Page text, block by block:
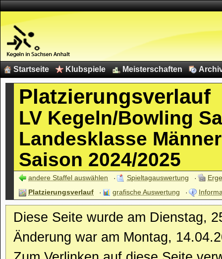
Startseite Klubspiele Meisterschaften
Platzierungsverlauf
LV Kegeln/Bowling
Landesklasse
Saison 2024/2025
andere Staffel auswählen Spieltagauswertung
Platzierungsverlauf
grafische Auswertung
Diese Seite wurde am Dienstag,
Änderung war am Montag,